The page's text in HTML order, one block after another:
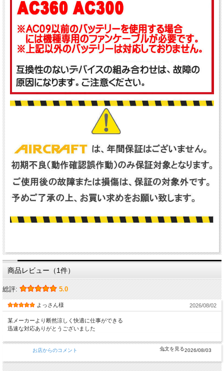
商品レビュー（1件）
総評: 5.0
よっさん様 2026/08/02
某メーカーより断然涼しく快適に仕事ができる
迅速な対応ありがとうございました
お店からのコメント 2026/08/03